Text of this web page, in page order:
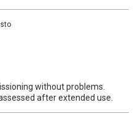
without problems.
after extended use.